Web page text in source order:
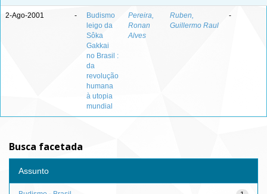
2-Ago-2001 -
Budismo
leigo da
Sôka
Gakkai
no Brasil :
da
revolução
humana
à utopia
mundial
Pereira,
Ronan
Alves
Ruben,
Guillermo Raul
-
Busca facetada
Assunto